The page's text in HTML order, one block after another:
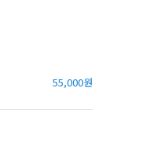
55,000원